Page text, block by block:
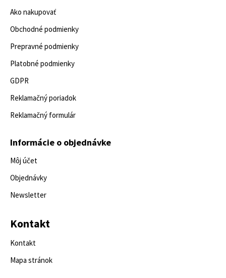
Ako nakupovať
Obchodné podmienky
Prepravné podmienky
Platobné podmienky
GDPR
Reklamačný poriadok
Reklamačný formulár
Informácie o objednávke
Môj účet
Objednávky
Newsletter
Kontakt
Kontakt
Mapa stránok